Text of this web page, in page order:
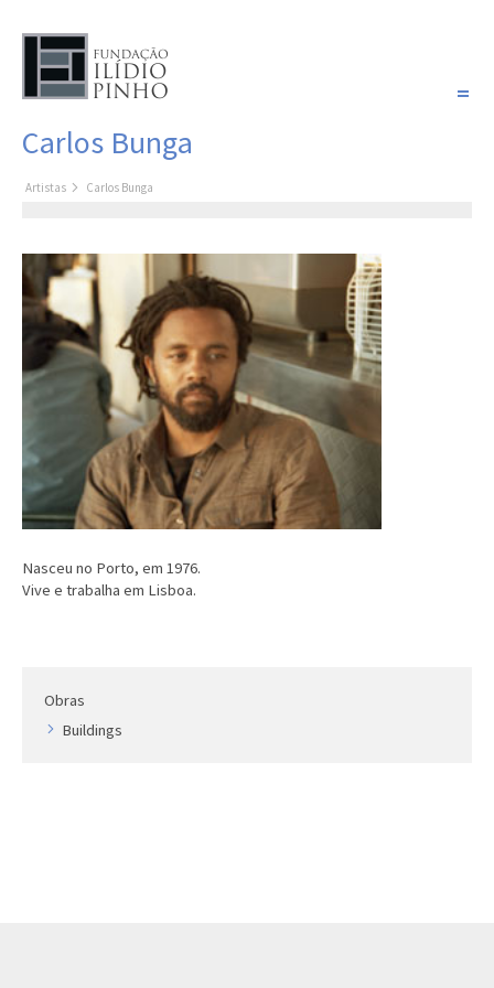
Cronologia
Últimas aquisições
COLEÇÃO VIVÊNCIAS
Artistas
Cronologia
Carlos Bunga
Artistas Carlos Bunga
Nasceu no Porto, em 1976.
Vive e trabalha em Lisboa.
Obras
Buildings